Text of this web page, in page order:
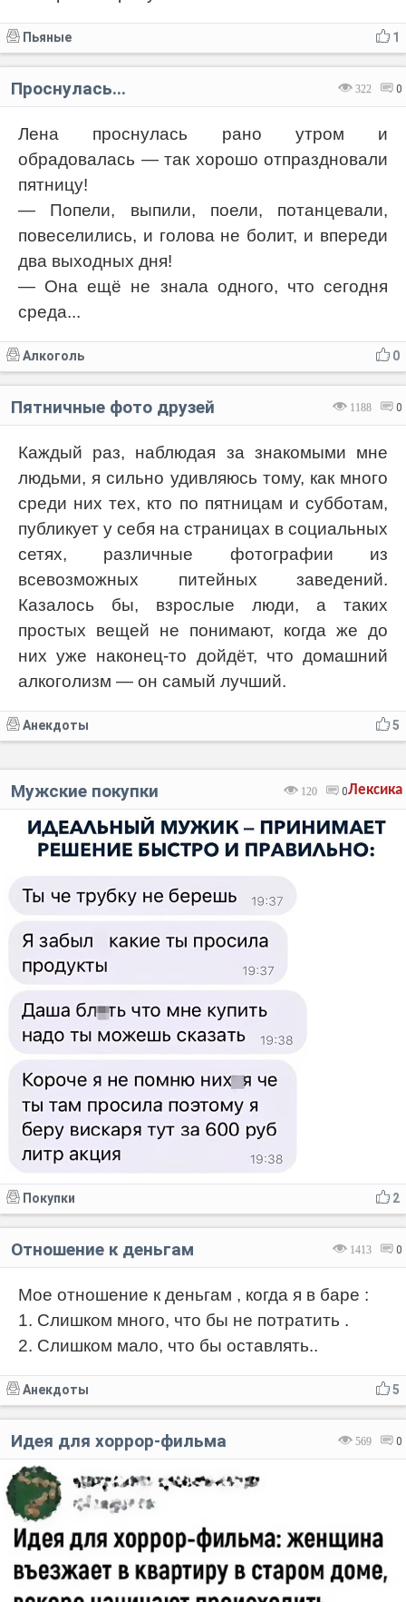
1
Пьяные
322 0
Проснулась...
Лена проснулась рано утром и
обрадовалась — так хорошо отпраздновали
пятницу!
— Попели, выпили, поели, потанцевали,
повеселились, и голова не болит, и впереди
два выходных дня!
— Она ещё не знала одного, что сегодня
среда...
0
Алкоголь
1188 0
Пятничные фото друзей
Каждый раз, наблюдая за знакомыми мне
людьми, я сильно удивляюсь тому, как много
среди них тех, кто по пятницам и субботам,
публикует у себя на страницах в социальных
сетях, различные фотографии из
всевозможных питейных заведений.
Казалось бы, взрослые люди, а таких
простых вещей не понимают, когда же до
них уже наконец-то дойдёт, что домашний
алкоголизм — он самый лучший.
5
Анекдоты
Лексика
120 0
Мужские покупки
2
Покупки
1413 0
Отношение к деньгам
Мое отношение к деньгам , когда я в баре :
1. Слишком много, что бы не потратить .
2. Слишком мало, что бы оставлять..
5
Анекдоты
569 0
Идея для хоррор-фильма